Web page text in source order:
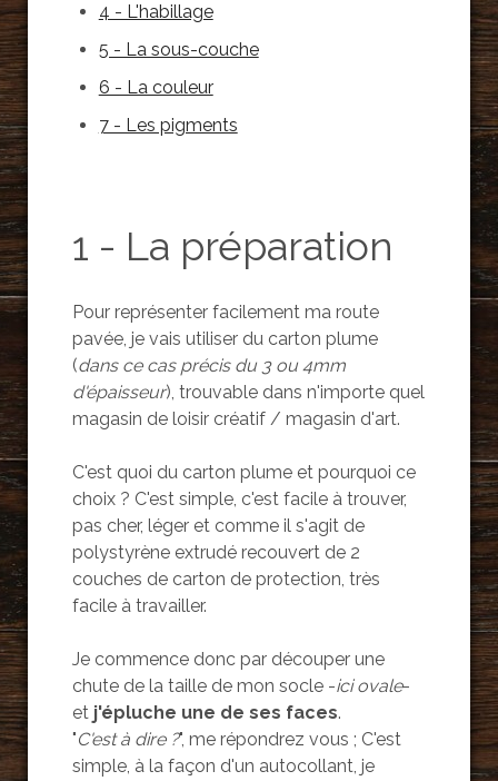
4 - L'habillage
5 - La sous-couche
6 - La couleur
7 - Les pigments
1 - La préparation
Pour représenter facilement ma route
pavée, je vais utiliser du carton plume
(dans ce cas précis du 3 ou 4mm
d'épaisseur), trouvable dans n'importe quel
magasin de loisir créatif / magasin d'art.
C'est quoi du carton plume et pourquoi ce
choix ? C'est simple, c'est facile à trouver,
pas cher, léger et comme il s'agit de
polystyrène extrudé recouvert de 2
couches de carton de protection, très
facile à travailler.
Je commence donc par découper une
chute de la taille de mon socle -ici ovale-
et j'épluche une de ses faces.
"C'est à dire ?", me répondrez vous ; C'est
simple, à la façon d'un autocollant, je